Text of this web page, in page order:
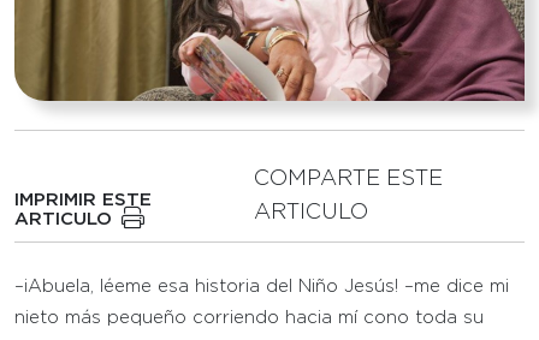
IMPRIMIR ESTE
ARTICULO
COMPARTE ESTE
ARTICULO
–¡Abuela, léeme esa historia del Niño Jesús! –me dice mi
nieto más pequeño corriendo hacia mí cono toda su